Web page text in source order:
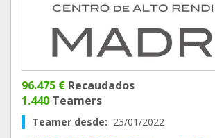
96.475 € Recaudados
1.440 Teamers
Teamer desde: 23/01/2022